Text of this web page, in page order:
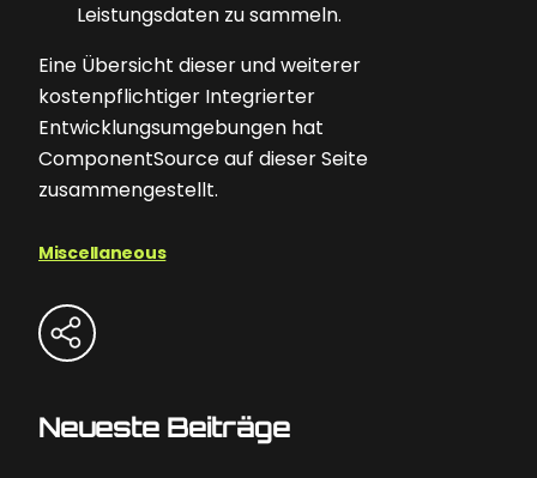
Leistungsdaten zu sammeln.
Eine Übersicht dieser und weiterer
kostenpflichtiger Integrierter
Entwicklungsumgebungen hat
ComponentSource auf dieser Seite
zusammengestellt.
Miscellaneous
Neueste Beiträge